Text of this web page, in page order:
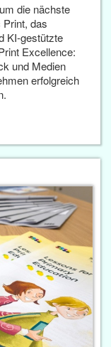
die nächste
das
KI-gestützte
Excellence:
und Medien
erfolgreich